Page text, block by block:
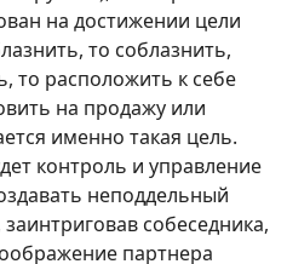
на достижении цели
то соблазнить,
то расположить к себе
на продажу или
именно такая цель.
контроль и управление
неподдельный
собеседника,
партнера